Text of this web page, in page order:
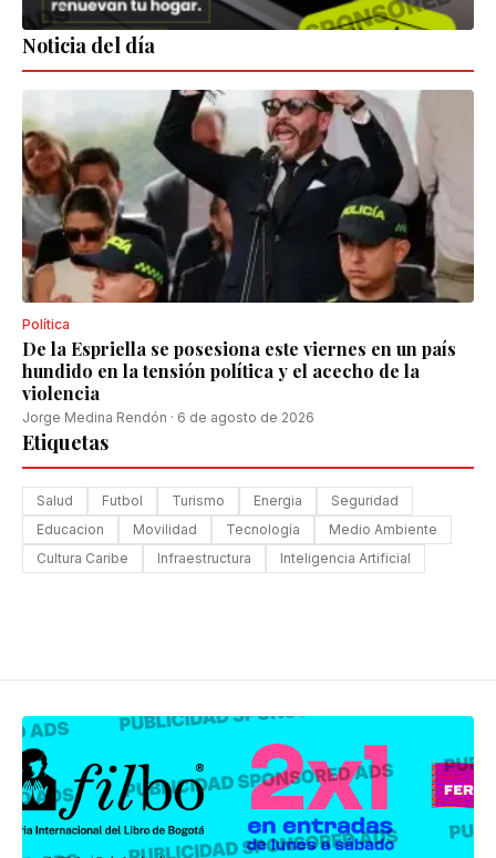
Noticia del día
Política
De la Espriella se posesiona este viernes en un país
hundido en la tensión política y el acecho de la
violencia
Jorge Medina Rendón · 6 de agosto de 2026
Etiquetas
Salud Futbol Turismo Energia
Seguridad
Educacion
Movilidad Tecnología
Medio Ambiente
Cultura Caribe
Infraestructura Inteligencia Artificial